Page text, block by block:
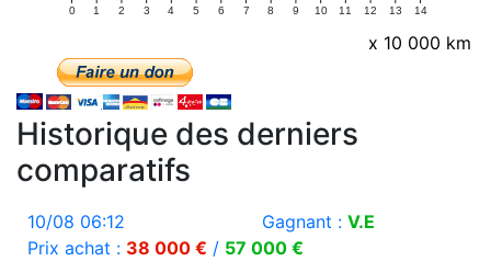
0 1 2 3 4 5 6 7 8 9 10 11 12 13 14
x 10 000 km
Historique des derniers
comparatifs
10/08 06:12 Gagnant : V.E
Prix achat : 38 000 € / 57 000 €